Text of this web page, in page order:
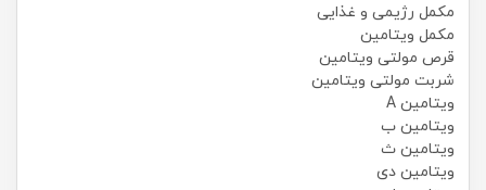
مکمل رژیمی و غذایی
مکمل ویتامین
قرص مولتی ویتامین
شربت مولتی ویتامین
ویتامین A
ویتامین ب
ویتامین ث
ویتامین دی